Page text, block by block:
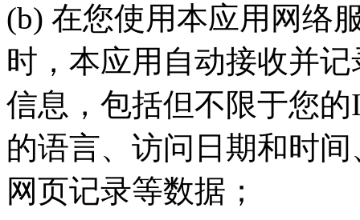
(b) 在您使用本应用网络
时，本应用自动接收并
信息，包括但不限于您
的语言、访问日期和时
网页记录等数据；